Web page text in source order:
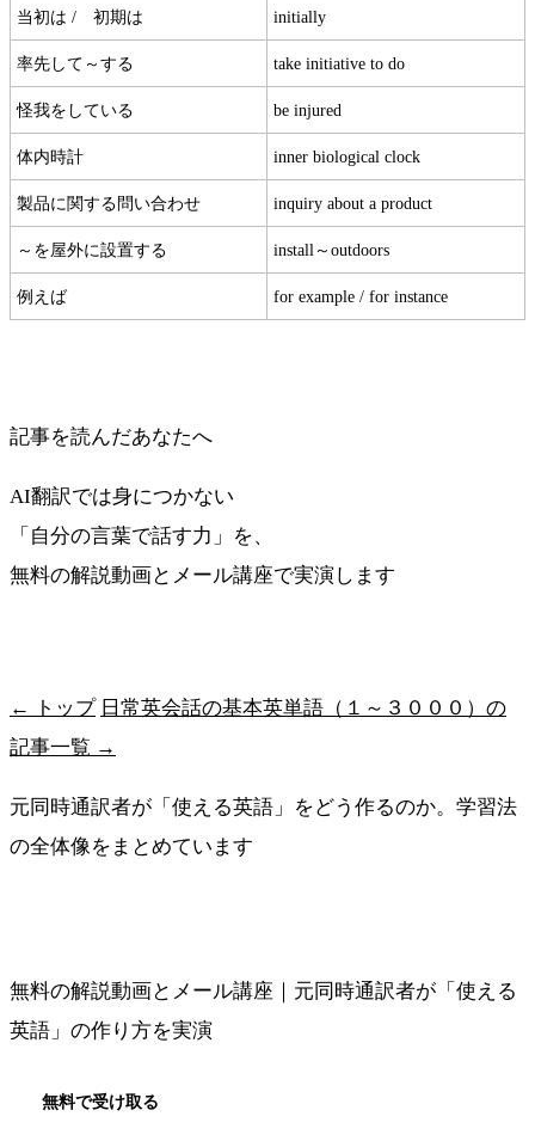
当初は / 初期は initially
率先して～する take initiative to do
怪我をしている be injured
体内時計 inner biological clock
製品に関する問い合わせ inquiry about a product
～を屋外に設置する install～outdoors
例えば for example / for instance
記事を読んだあなたへ
AI翻訳では身につかない
「自分の言葉で話す力」を、
無料の解説動画とメール講座で実演します
← トップ 日常英会話の基本英単語（１～３０００）の
記事一覧 →
元同時通訳者が「使える英語」をどう作るのか。学習法
の全体像をまとめています
無料の解説動画とメール講座｜元同時通訳者が「使える
英語」の作り方を実演
無料で受け取る